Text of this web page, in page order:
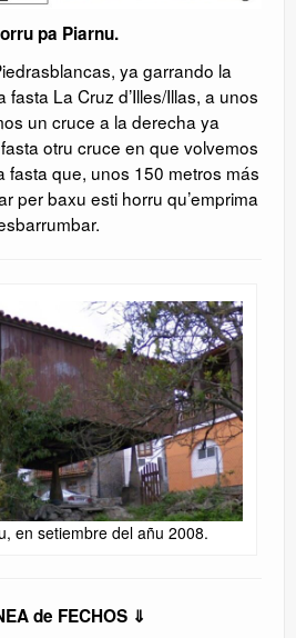
pa Piarnu.
ya garrando la
fasta La Cruz d’Illes/Illas, a unos
un cruce a la derecha ya
otru cruce en que volvemos
fasta que, unos 150 metros más
per baxu esti horru qu’emprima
en setiembre del añu 2008.
de FECHOS ⇓